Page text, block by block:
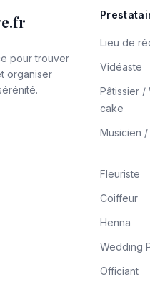
pour trouver
organiser
Lieu de
Vidéaste
Pâtissier /
cake
Musicien
Fleuriste
Coiffeur
Henna
Wedding
Officiant